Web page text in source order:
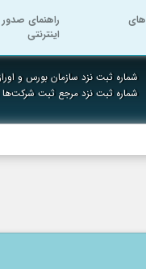
راهنمای صدور
اینترنتی
شماره ثبت نزد سازمان بورس و
شماره ثبت نزد مرجع ثبت